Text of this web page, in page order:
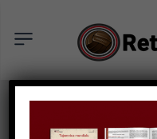
Tag: Bytom